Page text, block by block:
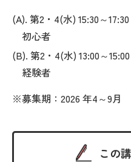
(A). 第2・4(水) 15:30～17:30
初心者
(B). 第2・4(水) 13:00～15:00
経験者
※募集期：2026 年4～9月
この